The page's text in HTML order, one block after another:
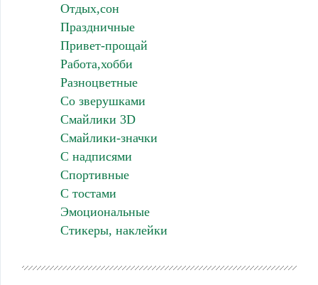
Отдых,сон
Праздничные
Привет-прощай
Работа,хобби
Разноцветные
Со зверушками
Смайлики 3D
Смайлики-значки
С надписями
Спортивные
С тостами
Эмоциональные
Стикеры, наклейки